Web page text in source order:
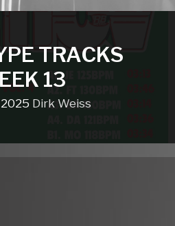
TRACKS
13
Dirk Weiss